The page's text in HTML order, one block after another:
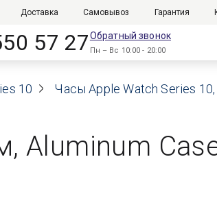
Доставка Самовывоз Гарантия
57 27Обратный звонок
Пн – Вс 10:00 - 20:00
10 Часы Apple Watch Series
Aluminum